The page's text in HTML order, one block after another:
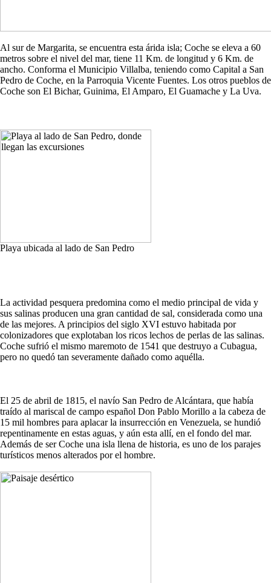
Al sur de Margarita, se encuentra esta árida isla; Coche se eleva a 60
metros sobre el nivel del mar, tiene 11 Km. de longitud y 6 Km. de
ancho. Conforma el Municipio Villalba, teniendo como Capital a San
Pedro de Coche, en la Parroquia Vicente Fuentes. Los otros pueblos de
Coche son El Bichar, Guinima, El Amparo, El Guamache y La Uva.
Playa ubicada al lado de San Pedro
La actividad pesquera predomina como el medio principal de vida y
sus salinas producen una gran cantidad de sal, considerada como una
de las mejores. A principios del siglo XVI estuvo habitada por
colonizadores que explotaban los ricos lechos de perlas de las salinas.
Coche sufrió el mismo maremoto de 1541 que destruyo a Cubagua,
pero no quedó tan severamente dañado como aquélla.
El 25 de abril de 1815, el navío San Pedro de Alcántara, que había
traído al mariscal de campo español Don Pablo Morillo a la cabeza de
15 mil hombres para aplacar la insurrección en Venezuela, se hundió
repentinamente en estas aguas, y aún esta allí, en el fondo del mar.
Además de ser Coche una isla llena de historia, es uno de los parajes
turísticos menos alterados por el hombre.